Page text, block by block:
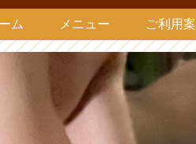
ム メニュー ご利用